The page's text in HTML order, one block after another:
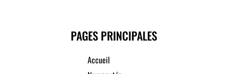
PAGES PRINCIPALES
Accueil